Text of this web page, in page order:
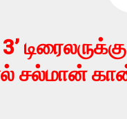
சல்மான்